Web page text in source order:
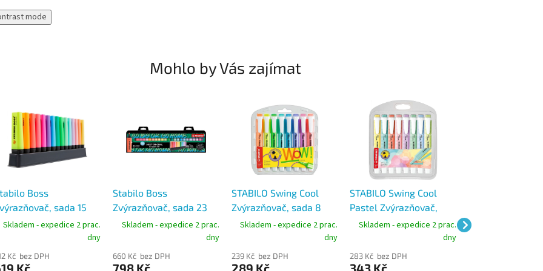
mode
Mohlo by Vás zajímat
Boss
sada 15
barev v praktickém
stojanu, stopa 2-5 mm
Skladem - expedice 2 prac.
dny
Kč bez DPH
Kč
Stabilo Boss
Zvýrazňovač, sada 23
barev v praktickém
stojanu, stopa 2-5 mm
Skladem - expedice 2 prac.
dny
660 Kč bez DPH
798 Kč
STABILO Swing Cool
Zvýrazňovač, sada 8
barev, stopa 1-4 mm
Skladem - expedice 2 prac.
dny
239 Kč bez DPH
289 Kč
STABILO Swing Cool
Pastel Zvýrazňovač,
sada 8 barev, stopa 1-4
Skladem - expedice 2 prac.
dny
283 Kč bez DPH
343 Kč
barev, stopa 1-4